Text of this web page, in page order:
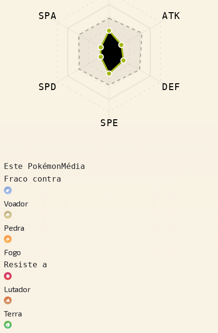
ATK
DEF
SPE
SPD
SPA
Este PokémonMédia
Fraco contra
Voador
Pedra
Fogo
Resiste a
Lutador
Terra